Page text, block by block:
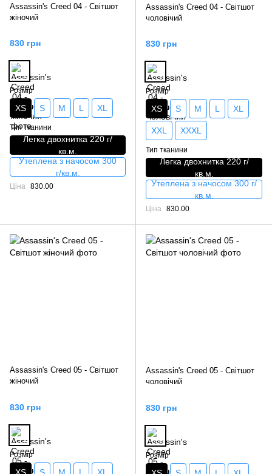
Assassin's Creed 04 - Світшот
жіночий
830 грн
Розмір
XS S M L XL
Тип тканини
Легка двохнитка 220 г/
кв.м.
Утеплена з начосом 300
г/кв.м.
Ціна 830.00
Assassin's Creed 04 - Світшот
чоловічий
830 грн
Розмір
XS S M L XL
XXL XXXL
Тип тканини
Легка двохнитка 220 г/
кв.м.
Утеплена з начосом 300 г/
кв.м.
Ціна 830.00
Assassin's Creed 05 - Світшот
жіночий
830 грн
Розмір
Assassin's Creed 05 - Світшот
чоловічий
830 грн
Розмір